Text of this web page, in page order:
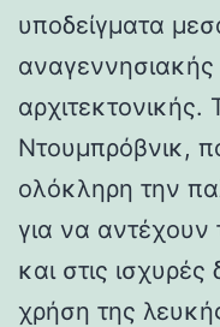
υποδείγματα
αρχιτεκτονικής.
Ντουμπρόβνικ,
ολόκληρη την
για να αντέχουν
και στις
χρήση της